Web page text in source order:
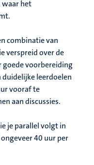
waar het
combinatie van
verspreid over de
goede voorbereiding
leerdoelen
vooraf te
aan discussies.
je parallel volgt in
40 uur per